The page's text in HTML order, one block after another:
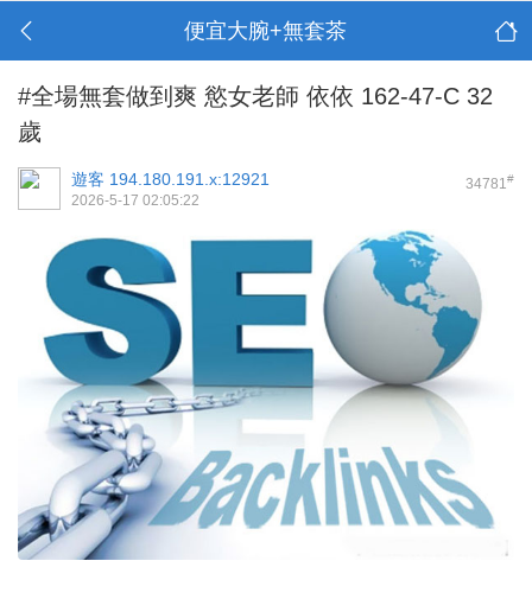
便宜大腕+無套茶
#全場無套做到爽 慾女老師 依依 162-47-C 32
歲
34781#
遊客 194.180.191.x:12921
2026-5-17 02:05:22